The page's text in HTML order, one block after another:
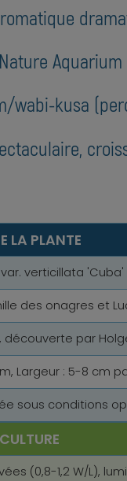
wabi-kusa
LA PLANTE
verticillata
des onagres et
par
Largeur : 5-8 cm
sous conditions
(0,8-1,2 W/L),